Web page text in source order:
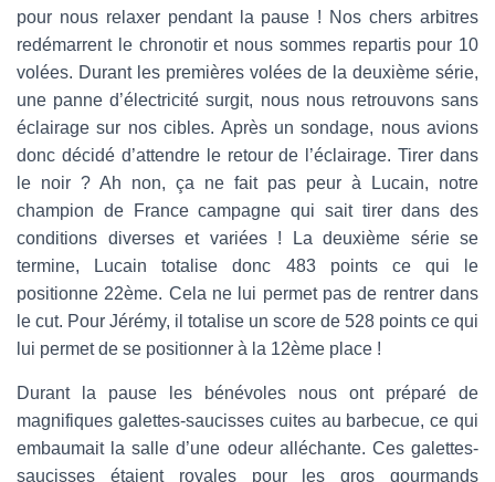
pour nous relaxer pendant la pause ! Nos chers arbitres
redémarrent le chronotir et nous sommes repartis pour 10
volées. Durant les premières volées de la deuxième série,
une panne d’électricité surgit, nous nous retrouvons sans
éclairage sur nos cibles. Après un sondage, nous avions
donc décidé d’attendre le retour de l’éclairage. Tirer dans
le noir ? Ah non, ça ne fait pas peur à Lucain, notre
champion de France campagne qui sait tirer dans des
conditions diverses et variées ! La deuxième série se
termine, Lucain totalise donc 483 points ce qui le
positionne 22ème. Cela ne lui permet pas de rentrer dans
le cut. Pour Jérémy, il totalise un score de 528 points ce qui
lui permet de se positionner à la 12ème place !
Durant la pause les bénévoles nous ont préparé de
magnifiques galettes-saucisses cuites au barbecue, ce qui
embaumait la salle d’une odeur alléchante. Ces galettes-
saucisses étaient royales pour les gros gourmands